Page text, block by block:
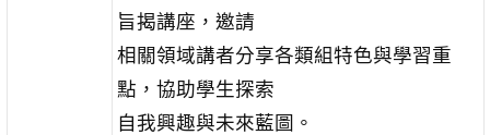
旨揭講座，邀請
相關領域講者分享各類組特色與學習重
點，協助學生探索
自我興趣與未來藍圖。